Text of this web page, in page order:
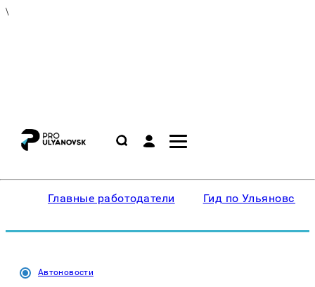
\
Главные работодатели Гид по Ульяновску
Автоновости